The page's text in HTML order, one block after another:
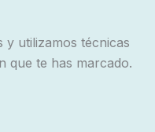
y utilizamos técnicas
que te has marcado.